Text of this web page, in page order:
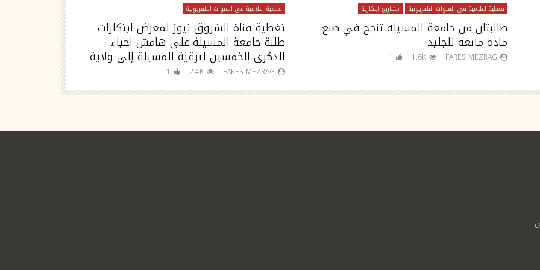
تغطية اعلامية في القنوات التلفزيونية
تغطية قناة الشروق نيوز لمعرض ابتكارات
طلبة جامعة المسيلة على هامش احياء
الذكرى الخمسين لترقية المسيلة إلى ولاية
FARES MEZRAG
2.4K
1
تغطية اعلامية في القنوات التلفزيونية مشاريع ابتكارية
طالبتان من جامعة المسيلة تنجح في صنع
مادة مانعة للجليد
FARES MEZRAG
1.6K
1